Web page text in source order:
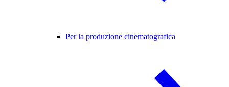
Per la produzione cinematografica